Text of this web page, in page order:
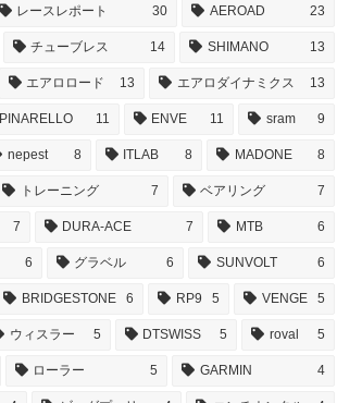
レースレポート 30 AEROAD 23
チューブレス 14 SHIMANO 13
エアロロード 13 エアロダイナミクス 13
PINARELLO 11 ENVE 11 sram 9
nepest 8 ITLAB 8 MADONE 8
トレーニング 7 ベアリング 7
7 DURA-ACE 7 MTB 6
6 グラベル 6 SUNVOLT 6
BRIDGESTONE 6 RP9 5 VENGE 5
ウィスラー 5 DTSWISS 5 roval 5
ローラー 5 GARMIN 4